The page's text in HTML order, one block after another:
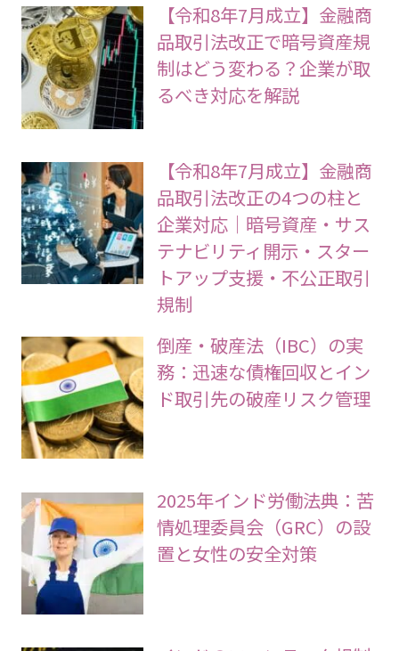
【令和8年7月成立】金融商
品取引法改正で暗号資産規
制はどう変わる？企業が取
るべき対応を解説
【令和8年7月成立】金融商
品取引法改正の4つの柱と
企業対応｜暗号資産・サス
テナビリティ開示・スター
トアップ支援・不公正取引
規制
倒産・破産法（IBC）の実
務：迅速な債権回収とイン
ド取引先の破産リスク管理
2025年インド労働法典：苦
情処理委員会（GRC）の設
置と女性の安全対策